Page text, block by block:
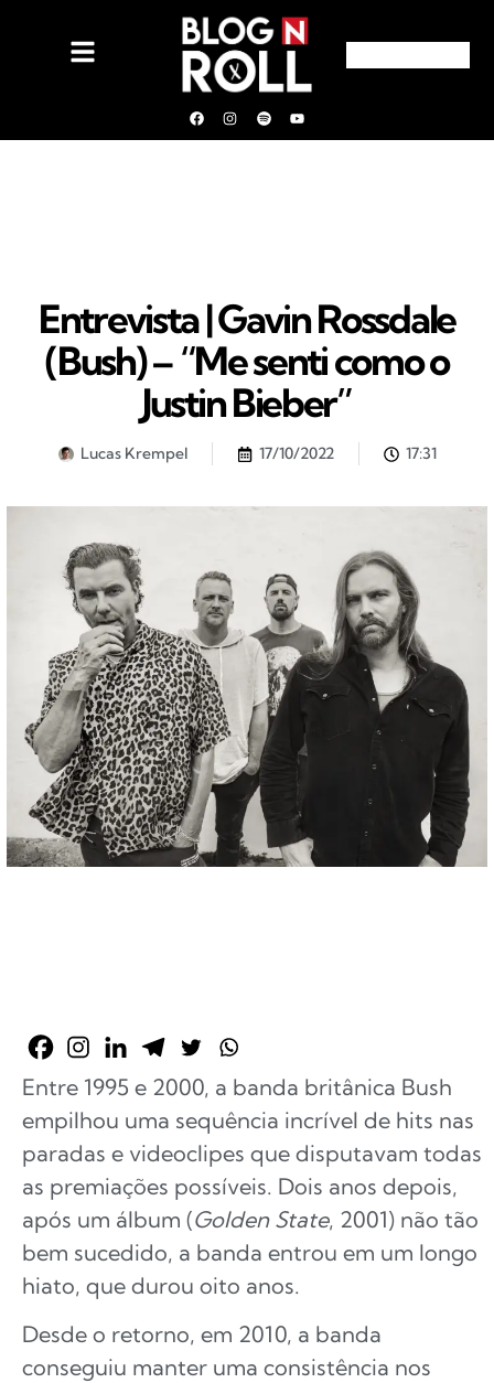
Entrevista | Gavin Rossdale
(Bush) – “Me senti como o
Justin Bieber”
Lucas Krempel 17/10/2022 17:31
Entre 1995 e 2000, a banda britânica Bush
empilhou uma sequência incrível de hits nas
paradas e videoclipes que disputavam todas
as premiações possíveis. Dois anos depois,
após um álbum (Golden State, 2001) não tão
bem sucedido, a banda entrou em um longo
hiato, que durou oito anos.
Desde o retorno, em 2010, a banda
conseguiu manter uma consistência nos